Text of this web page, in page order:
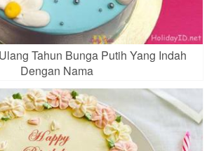
Tahun Bunga Putih Yang Indah
Dengan Nama